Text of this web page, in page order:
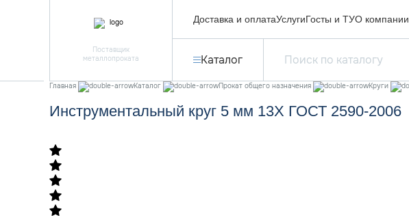
Поставщик
металлопроката
Доставка и оплатаУслугиГосты и ТУО компании
Каталог
Главная Каталог Прокат общего назначения Круги
Инструментальный круг 5 мм 13Х ГОСТ 2590-2006